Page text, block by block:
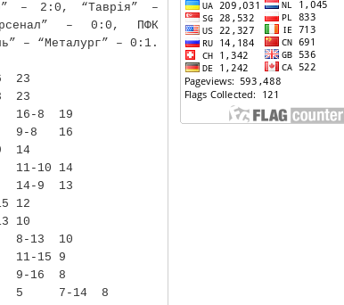
– 2:0, “Таврія” –
– 0:0, ПФК
– “Металург” – 0:1.
23
23
16-8
19
9-8
16
14
11-10
14
14-9
13
12
10
8-13
10
11-15
9
9-16
8
5 7-14
8